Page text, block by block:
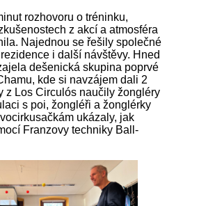
rozhovoru o tréninku,
z akcí a atmosféra
Najednou se řešily společné
i další návštěvy. Hned
dešenická skupina poprvé
kde si navzájem dali 2
z Los Circulós naučily žongléry
s poi, žongléři a žonglérky
ukázaly, jak
Franzovy techniky Ball-